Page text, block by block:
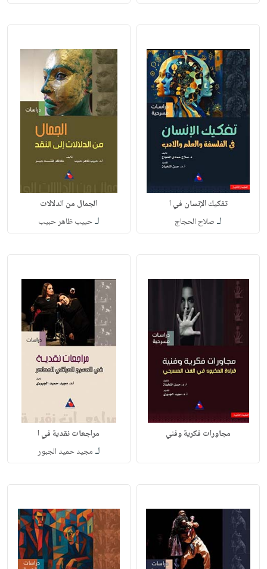
تفكيك الإنسان في ا
لـ صلاح الحجاج
الجمال من الدلالات
لـحبيب ظاهر حبيب
مجاورات فكرية وفني مراجعات نقدية في ا
لـ مجيد حميد الجبور